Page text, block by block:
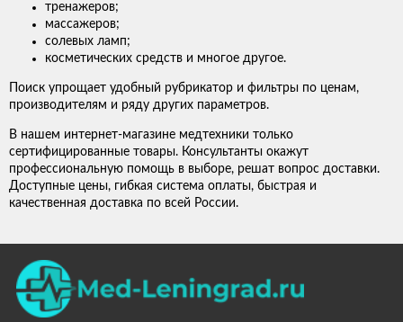
тренажеров;
массажеров;
солевых ламп;
косметических средств и многое другое.
Поиск упрощает удобный рубрикатор и фильтры по ценам,
производителям и ряду других параметров.
В нашем интернет-магазине медтехники только
сертифицированные товары. Консультанты окажут
профессиональную помощь в выборе, решат вопрос доставки.
Доступные цены, гибкая система оплаты, быстрая и
качественная доставка по всей России.